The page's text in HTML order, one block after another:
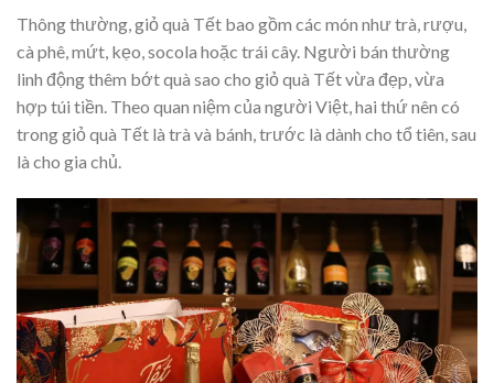
Thông thường, giỏ quà Tết bao gồm các món như trà, rượu,
cà phê, mứt, kẹo, socola hoặc trái cây. Người bán thường
linh động thêm bớt quà sao cho giỏ quà Tết vừa đẹp, vừa
hợp túi tiền. Theo quan niệm của người Việt, hai thứ nên có
trong giỏ quà Tết là trà và bánh, trước là dành cho tổ tiên, sau
là cho gia chủ.